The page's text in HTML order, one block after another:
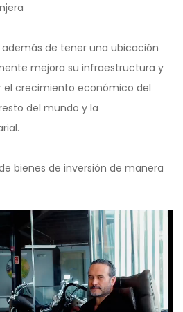
de tener una ubicación
mejora su infraestructura y
el crecimiento económico del
del mundo y la
bienes de inversión de manera